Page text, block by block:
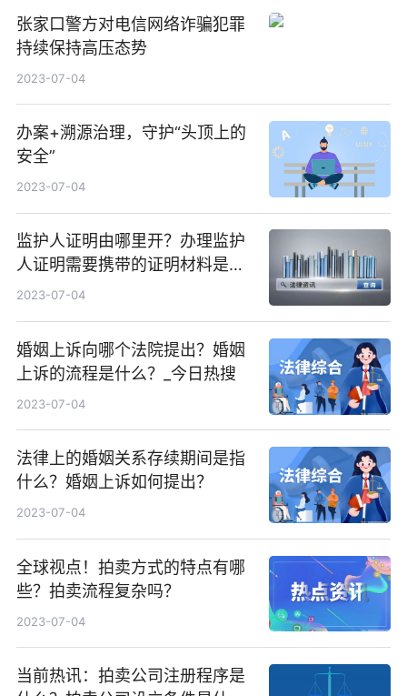
张家口警方对电信网络诈骗犯罪
持续保持高压态势
2023-07-04
办案+溯源治理，守护“头顶上的
安全”
2023-07-04
监护人证明由哪里开？办理监护
人证明需要携带的证明材料是哪
些？ 世界看热讯
2023-07-04
婚姻上诉向哪个法院提出？婚姻
上诉的流程是什么？_今日热搜
2023-07-04
法律上的婚姻关系存续期间是指
什么？婚姻上诉如何提出？
2023-07-04
全球视点！拍卖方式的特点有哪
些？拍卖流程复杂吗？
2023-07-04
当前热讯：拍卖公司注册程序是